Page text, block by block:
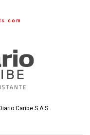
Caribe S.A.S.